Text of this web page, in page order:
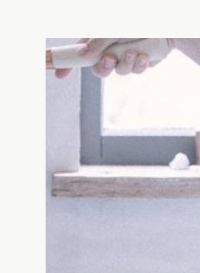
в нашей жизни. Молоко
и приговорками
Но наука не стоит на месте и
о привычных продуктах.
человеческого организма: